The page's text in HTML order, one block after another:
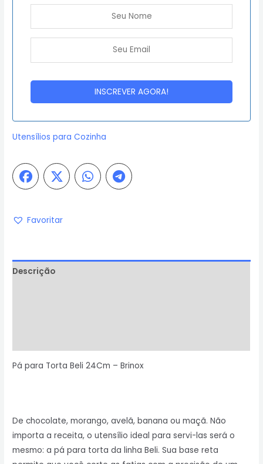
Utensílios para Cozinha
Favoritar
Descrição
Pá para Torta Beli 24Cm – Brinox
De chocolate, morango, avelã, banana ou maçã. Não
importa a receita, o utensílio ideal para servi-las será o
mesmo: a pá para torta da linha Beli. Sua base reta